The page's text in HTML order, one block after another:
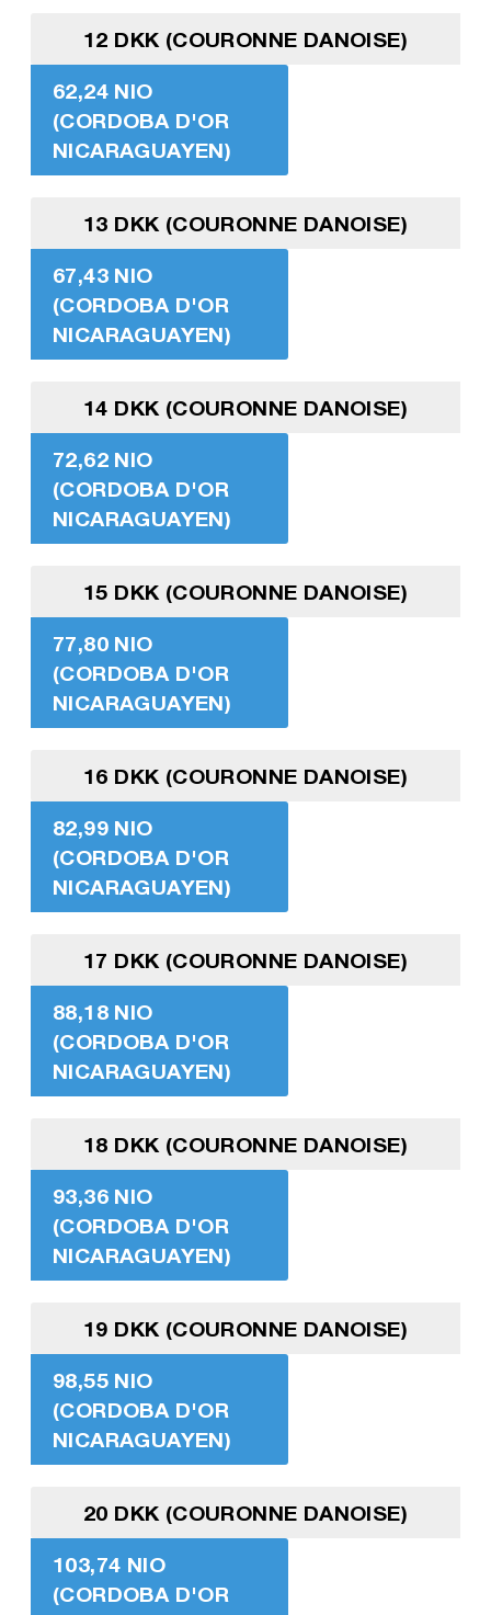
12 DKK (COURONNE DANOISE)
62,24 NIO
(CORDOBA D'OR
NICARAGUAYEN)
13 DKK (COURONNE DANOISE)
67,43 NIO
(CORDOBA D'OR
NICARAGUAYEN)
14 DKK (COURONNE DANOISE)
72,62 NIO
(CORDOBA D'OR
NICARAGUAYEN)
15 DKK (COURONNE DANOISE)
77,80 NIO
(CORDOBA D'OR
NICARAGUAYEN)
16 DKK (COURONNE DANOISE)
82,99 NIO
(CORDOBA D'OR
NICARAGUAYEN)
17 DKK (COURONNE DANOISE)
88,18 NIO
(CORDOBA D'OR
NICARAGUAYEN)
18 DKK (COURONNE DANOISE)
93,36 NIO
(CORDOBA D'OR
NICARAGUAYEN)
19 DKK (COURONNE DANOISE)
98,55 NIO
(CORDOBA D'OR
NICARAGUAYEN)
20 DKK (COURONNE DANOISE)
103,74 NIO
(CORDOBA D'OR